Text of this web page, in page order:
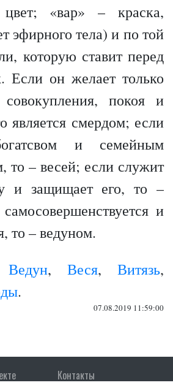
«вар» – краска,
эфирного тела) и по той
которую ставит перед
Если он желает только
покоя и
является смердом; если
и семейным
то – весей; если служит
и защищает его, то –
и
то – ведуном.
Ведун, Веся, Витязь,
.
07.08.2019 11:59:00
Контакты